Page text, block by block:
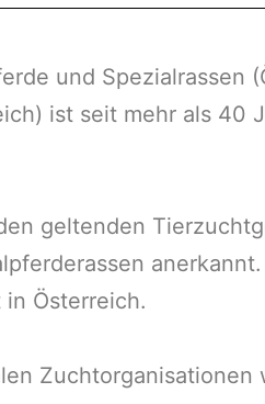
und Spezialrassen
ist seit mehr als 40
geltenden
Österreich.
Zuchtorganisationen